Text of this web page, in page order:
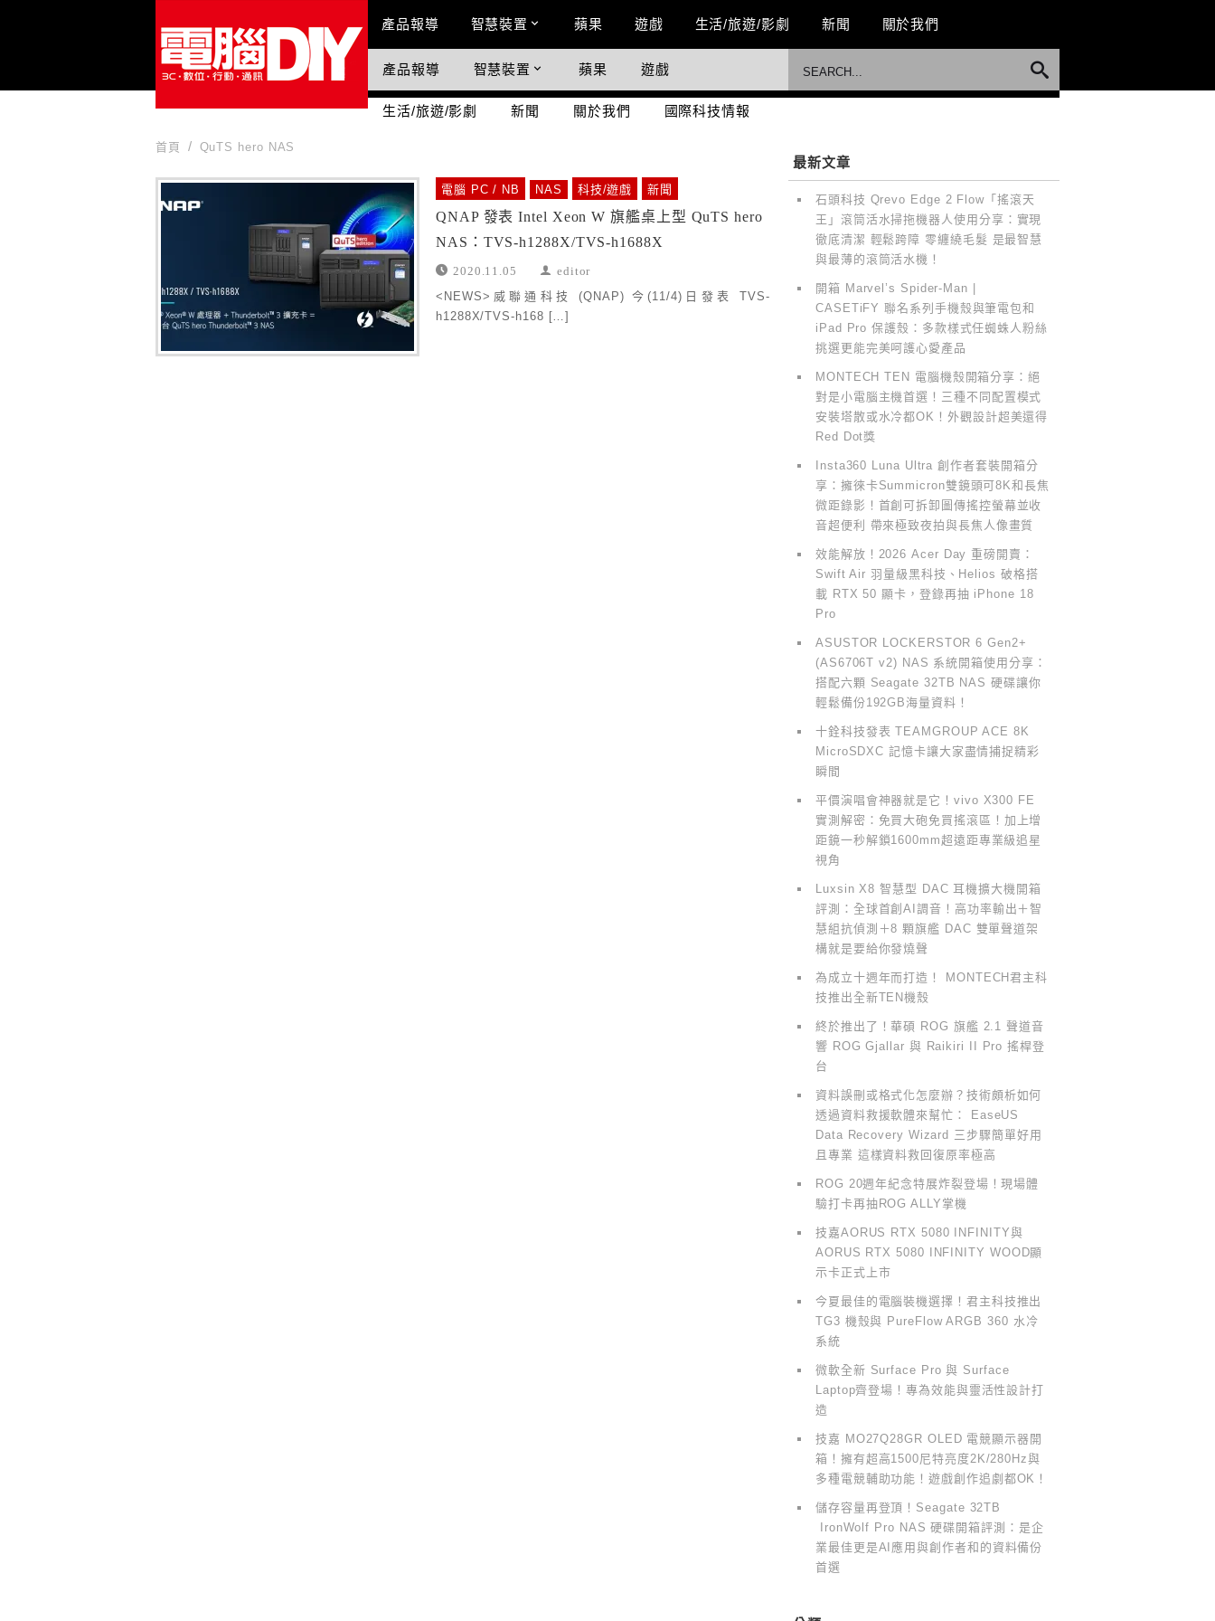
Main Menu
產品報導 智慧裝置 蘋果 遊戲 生活/旅遊/影劇 新聞 關於我們
國際科技情報
產品報導 智慧裝置 蘋果 遊戲
生活/旅遊/影劇 新聞 關於我們 國際科技情報
首頁 QuTS hero NAS
電腦 PC / NB NAS 科技/遊戲 新聞
QNAP 發表 Intel Xeon W 旗艦桌上型 QuTS hero
NAS：TVS-h1288X/TVS-h1688X
2020.11.05 editor
<NEWS>威聯通科技 (QNAP) 今(11/4)日發表 TVS-
h1288X/TVS-h168 […]
最新文章
石頭科技 Qrevo Edge 2 Flow「搖滾天
王」滾筒活水掃拖機器人使用分享：實現
徹底清潔 輕鬆跨障 零纏繞毛髮 是最智慧
與最薄的滾筒活水機！
開箱 Marvel’s Spider-Man |
CASETiFY 聯名系列手機殼與筆電包和
iPad Pro 保護殼：多款樣式任蜘蛛人粉絲
挑選更能完美呵護心愛產品
MONTECH TEN 電腦機殼開箱分享：絕
對是小電腦主機首選！三種不同配置模式
安裝塔散或水冷都OK！外觀設計超美還得
Red Dot獎
Insta360 Luna Ultra 創作者套裝開箱分
享：擁徠卡Summicron雙鏡頭可8K和長焦
微距錄影！首創可拆卸圖傳搖控螢幕並收
音超便利 帶來極致夜拍與長焦人像畫質
效能解放！2026 Acer Day 重磅開賣：
Swift Air 羽量級黑科技、Helios 破格搭
載 RTX 50 顯卡，登錄再抽 iPhone 18
Pro
ASUSTOR LOCKERSTOR 6 Gen2+
(AS6706T v2) NAS 系統開箱使用分享：
搭配六顆 Seagate 32TB NAS 硬碟讓你
輕鬆備份192GB海量資料！
十銓科技發表 TEAMGROUP ACE 8K
MicroSDXC 記憶卡讓大家盡情捕捉精彩
瞬間
平價演唱會神器就是它！vivo X300 FE
實測解密：免買大砲免買搖滾區！加上增
距鏡一秒解鎖1600mm超遠距專業級追星
視角
Luxsin X8 智慧型 DAC 耳機擴大機開箱
評測：全球首創AI調音！高功率輸出＋智
慧組抗偵測＋8 顆旗艦 DAC 雙單聲道架
構就是要給你發燒聲
為成立十週年而打造！ MONTECH君主科
技推出全新TEN機殼
終於推出了！華碩 ROG 旗艦 2.1 聲道音
響 ROG Gjallar 與 Raikiri II Pro 搖桿登
台
資料誤刪或格式化怎麼辦？技術頗析如何
透過資料救援軟體來幫忙： EaseUS
Data Recovery Wizard 三步驟簡單好用
且專業 這樣資料救回復原率極高
ROG 20週年紀念特展炸裂登場！現場體
驗打卡再抽ROG ALLY掌機
技嘉AORUS RTX 5080 INFINITY與
AORUS RTX 5080 INFINITY WOOD顯
示卡正式上市
今夏最佳的電腦裝機選擇！君主科技推出
TG3 機殼與 PureFlow ARGB 360 水冷
系統
微軟全新 Surface Pro 與 Surface
Laptop齊登場！專為效能與靈活性設計打
造
技嘉 MO27Q28GR OLED 電競顯示器開
箱！擁有超高1500尼特亮度2K/280Hz與
多種電競輔助功能！遊戲創作追劇都OK！
儲存容量再登頂！Seagate 32TB
IronWolf Pro NAS 硬碟開箱評測：是企
業最佳更是AI應用與創作者和的資料備份
首選